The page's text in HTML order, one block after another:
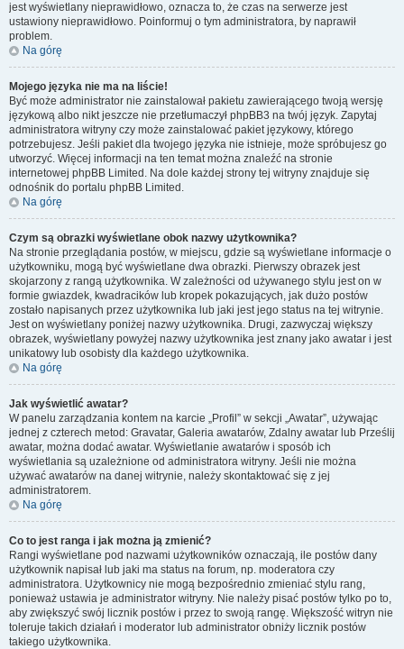
jest wyświetlany nieprawidłowo, oznacza to, że czas na serwerze jest
ustawiony nieprawidłowo. Poinformuj o tym administratora, by naprawił
problem.
Na górę
Mojego języka nie ma na liście!
Być może administrator nie zainstalował pakietu zawierającego twoją wersję
językową albo nikt jeszcze nie przetłumaczył phpBB3 na twój język. Zapytaj
administratora witryny czy może zainstalować pakiet językowy, którego
potrzebujesz. Jeśli pakiet dla twojego języka nie istnieje, może spróbujesz go
utworzyć. Więcej informacji na ten temat można znaleźć na stronie
internetowej phpBB Limited. Na dole każdej strony tej witryny znajduje się
odnośnik do portalu phpBB Limited.
Na górę
Czym są obrazki wyświetlane obok nazwy użytkownika?
Na stronie przeglądania postów, w miejscu, gdzie są wyświetlane informacje o
użytkowniku, mogą być wyświetlane dwa obrazki. Pierwszy obrazek jest
skojarzony z rangą użytkownika. W zależności od używanego stylu jest on w
formie gwiazdek, kwadracików lub kropek pokazujących, jak dużo postów
zostało napisanych przez użytkownika lub jaki jest jego status na tej witrynie.
Jest on wyświetlany poniżej nazwy użytkownika. Drugi, zazwyczaj większy
obrazek, wyświetlany powyżej nazwy użytkownika jest znany jako awatar i jest
unikatowy lub osobisty dla każdego użytkownika.
Na górę
Jak wyświetlić awatar?
W panelu zarządzania kontem na karcie „Profil” w sekcji „Awatar”, używając
jednej z czterech metod: Gravatar, Galeria awatarów, Zdalny awatar lub Prześlij
awatar, można dodać awatar. Wyświetlanie awatarów i sposób ich
wyświetlania są uzależnione od administratora witryny. Jeśli nie można
używać awatarów na danej witrynie, należy skontaktować się z jej
administratorem.
Na górę
Co to jest ranga i jak można ją zmienić?
Rangi wyświetlane pod nazwami użytkowników oznaczają, ile postów dany
użytkownik napisał lub jaki ma status na forum, np. moderatora czy
administratora. Użytkownicy nie mogą bezpośrednio zmieniać stylu rang,
ponieważ ustawia je administrator witryny. Nie należy pisać postów tylko po to,
aby zwiększyć swój licznik postów i przez to swoją rangę. Większość witryn nie
toleruje takich działań i moderator lub administrator obniży licznik postów
takiego użytkownika.